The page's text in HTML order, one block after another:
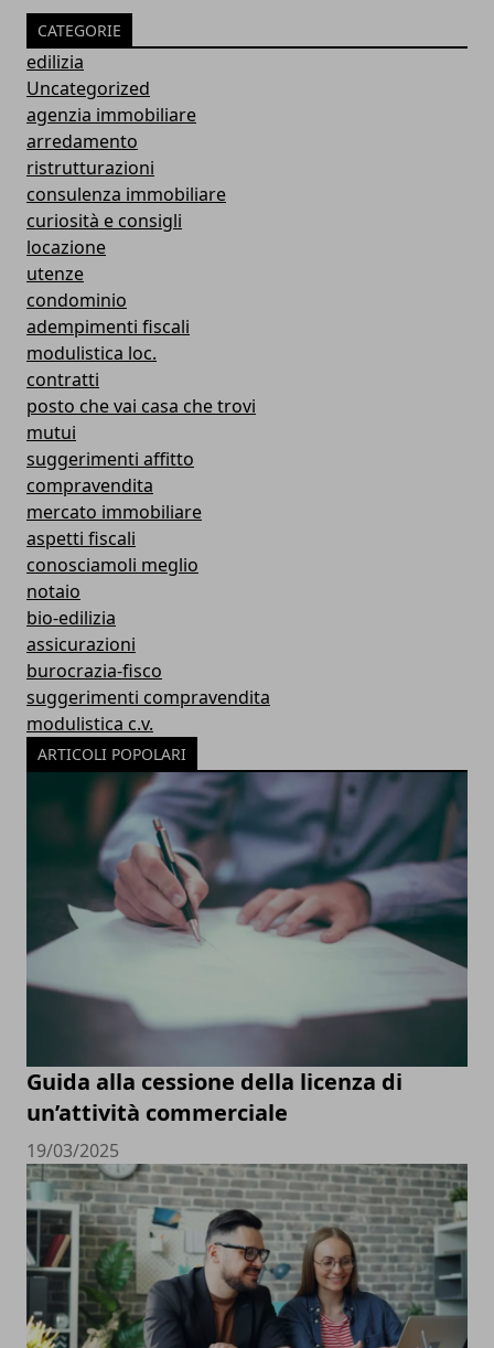
CATEGORIE
edilizia
Uncategorized
agenzia immobiliare
arredamento
ristrutturazioni
consulenza immobiliare
curiosità e consigli
locazione
utenze
condominio
adempimenti fiscali
modulistica loc.
contratti
posto che vai casa che trovi
mutui
suggerimenti affitto
compravendita
mercato immobiliare
aspetti fiscali
conosciamoli meglio
notaio
bio-edilizia
assicurazioni
burocrazia-fisco
suggerimenti compravendita
modulistica c.v.
ARTICOLI POPOLARI
Guida alla cessione della licenza di
un’attività commerciale
19/03/2025